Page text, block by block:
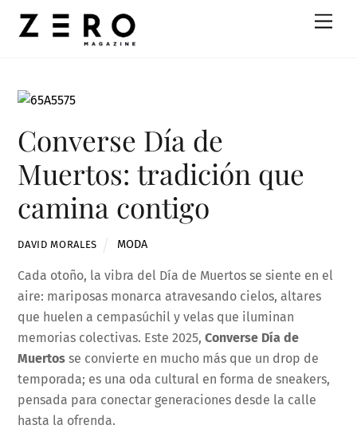
Converse Día de
Muertos: tradición que
camina contigo
DAVID MORALES MODA
Cada otoño, la vibra del Día de Muertos se siente en el
aire: mariposas monarca atravesando cielos, altares
que huelen a cempasúchil y velas que iluminan
memorias colectivas. Este 2025,Converse Día de
Muertos se convierte en mucho más que un drop de
temporada; es una oda cultural en forma de sneakers,
pensada para conectar generaciones desde la calle
hasta la ofrenda.